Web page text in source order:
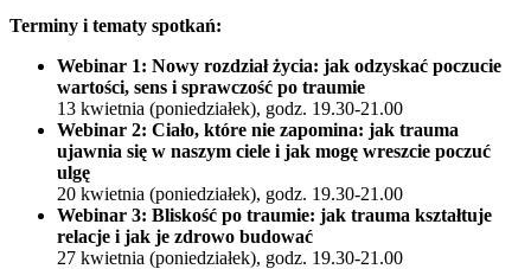
Terminy i tematy spotkań:
Webinar 1: Nowy rozdział życia: jak odzyskać poczucie
wartości, sens i sprawczość po traumie
13 kwietnia (poniedziałek), godz. 19.30-21.00
Webinar 2: Ciało, które nie zapomina: jak trauma
ujawnia się w naszym ciele i jak mogę wreszcie poczuć
ulgę
20 kwietnia (poniedziałek), godz. 19.30-21.00
Webinar 3: Bliskość po traumie: jak trauma kształtuje
relacje i jak je zdrowo budować
27 kwietnia (poniedziałek), godz. 19.30-21.00